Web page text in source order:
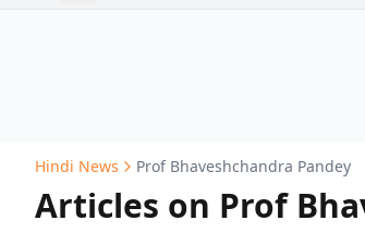
Hindi News Prof Bhaveshchandra Pandey
Articles on Prof